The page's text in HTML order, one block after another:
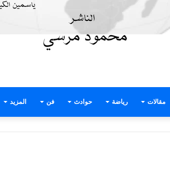
مقالات رياضة حوادث فن المزيد